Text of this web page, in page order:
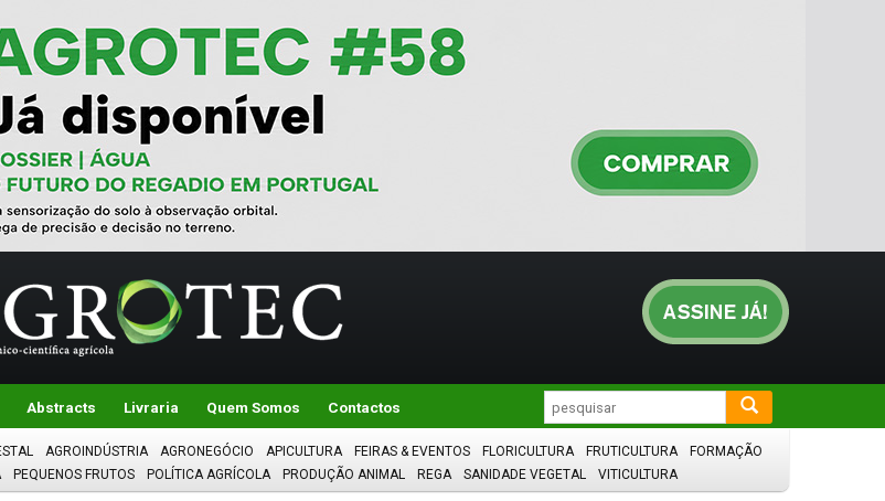
Abstracts Livraria Quem Somos Contactos
AGROINDÚSTRIA AGRONEGÓCIO APICULTURA FEIRAS & EVENTOS FLORICULTURA FRUTICULTURA
FORMAÇÃO
PEQUENOS FRUTOS POLÍTICA AGRÍCOLA PRODUÇÃO ANIMAL REGA SANIDADE VEGETAL VITICULTURA